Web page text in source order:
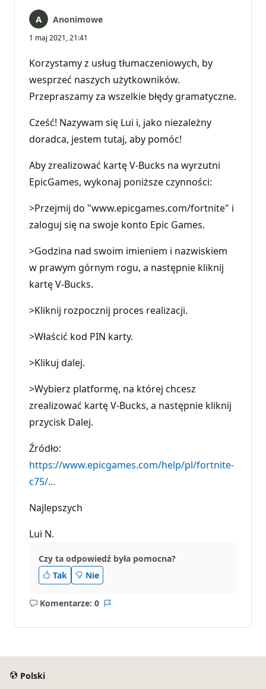
Anonimowe
1 maj 2021, 21:41
Korzystamy z usług tłumaczeniowych, by
wesprzeć naszych użytkowników.
Przepraszamy za wszelkie błędy gramatyczne.
Cześć! Nazywam się Lui i, jako niezależny
doradca, jestem tutaj, aby pomóc!
Aby zrealizować kartę V-Bucks na wyrzutni
EpicGames, wykonaj poniższe czynności:
>Przejmij do "www.epicgames.com/fortnite" i
zaloguj się na swoje konto Epic Games.
>Godzina nad swoim imieniem i nazwiskiem
w prawym górnym rogu, a następnie kliknij
kartę V-Bucks.
>Kliknij rozpocznij proces realizacji.
>Właścić kod PIN karty.
>Klikuj dalej.
>Wybierz platformę, na której chcesz
zrealizować kartę V-Bucks, a następnie kliknij
przycisk Dalej.
Źródło:
https://www.epicgames.com/help/pl/fortnite-
c75/...
Najlepszych
Lui N.
Czy ta odpowiedź była pomocna?
Tak
Nie
Komentarze: 0
Brak
Polski